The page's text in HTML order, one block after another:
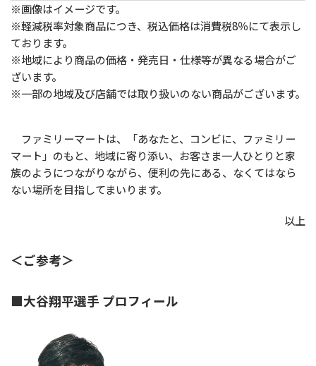
※画像はイメージです。
※軽減税率対象商品につき、税込価格は消費税8％にて表示し
ております。
※地域により商品の価格・発売日・仕様等が異なる場合がご
ざいます。
※一部の地域及び店舗では取り扱いのない商品がございます。
ファミリーマートは、「あなたと、コンビに、ファミリー
マート」のもと、地域に寄り添い、お客さま一人ひとりと家
族のようにつながりながら、便利の先にある、なくてはなら
ない場所を目指してまいります。
以上
＜ご参考＞
■大谷翔平選手 プロフィール